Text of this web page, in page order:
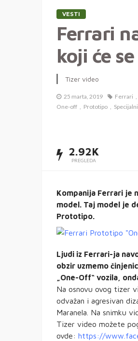
VESTI
Ferrari
koji će
Tizer video
25 marta, 2019 Ferrari
One-off
Prototipo
2.92K
PREGLEDA
Kompanija Ferrari je
model. Taj model je
Prototipo.
Ljudi iz Ferrari-ja
obzir uzmemo
„One-Off“ vozila,
Na osnovu ovog tizer
odvažan i agresivan
Maranela. Na snimku
Tizer video možete
ovde: https://